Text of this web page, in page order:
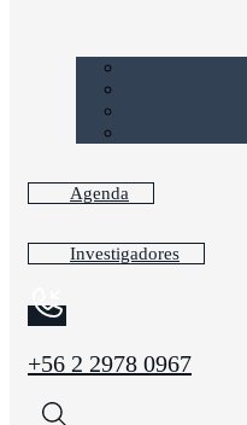
Agenda
Investigadores
+56 2 2978 0967